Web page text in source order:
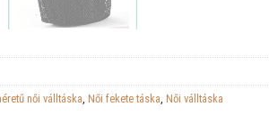
női válltáska Női fekete táska Női válltáska